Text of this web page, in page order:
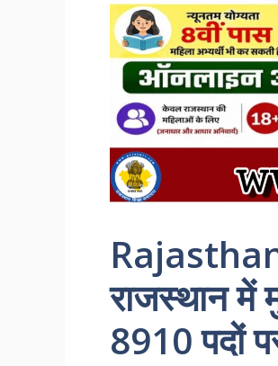
राजस्थान में
8910 पदों